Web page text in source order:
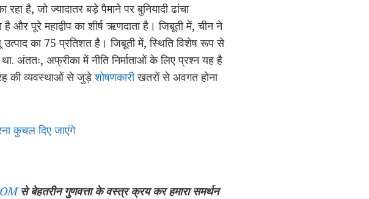
है, जो ज्यादातर बड़े पैमाने पर बुनियादी ढांचा
और पूरे महाद्वीप का शीर्ष ऋणदाता है। जिबूती में, चीन ने
का 75 प्रतिशत है। जिबूती में, स्थिति विशेष रूप से
अंततः, अफ्रीका में नीति निर्माताओं के लिए प्रश्न यह है
की व्यवस्थाओं से जुड़ेशोषणकारीखतरों से अवगत होना
कुचल दिए जाएंगे
से बेहतरीन गुणवत्ता के वस्त्र क्रय कर हमारा समर्थन